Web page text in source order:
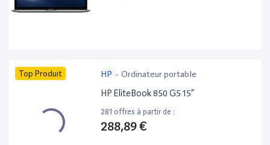
Top Produit HP - Ordinateur portable
HP EliteBook 850 G5 15”
281 offres à partir de :
288,89 €